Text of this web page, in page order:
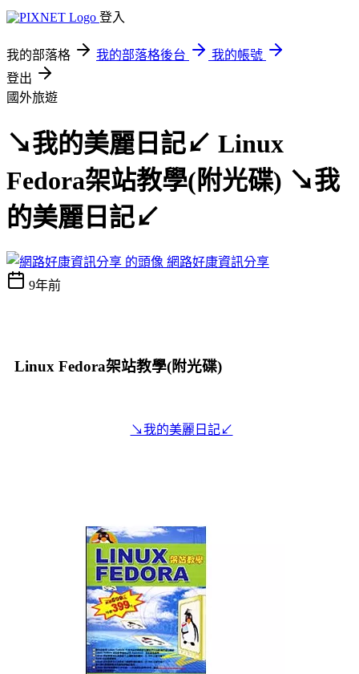
登入
我的部落格 我的部落格後台
我的帳號
登出
國外旅遊
↘我的美麗日記↙ Linux
Fedora架站教學(附光碟) ↘我
的美麗日記↙
網路好康資訊分享
9年前
Linux Fedora架站教學(附光碟)
↘我的美麗日記↙